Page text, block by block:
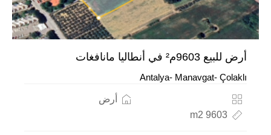
أرض للبيع 9603م² في أنطاليا مانافغات
Antalya- Manavgat- Çolaklı
أرض
9603 m2